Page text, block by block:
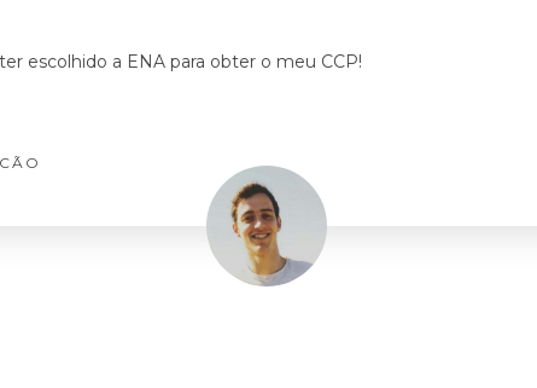
escolhido a ENA para obter o meu CCP!